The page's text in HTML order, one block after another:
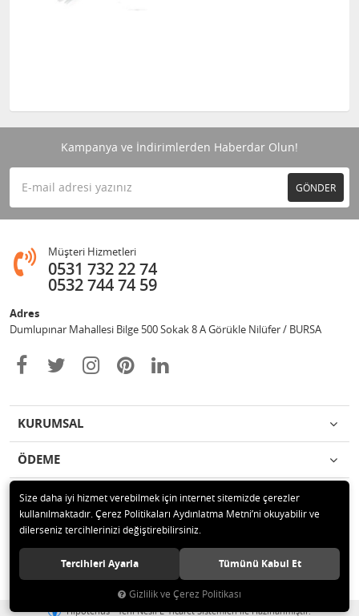
Kampanya ve İndirimlerden Haberdar Olun!
GÖNDER
Müşteri Hizmetleri
0531 732 22 74
0532 744 74 59
Adres
Dumlupınar Mahallesi Bilge 500 Sokak 8 A Görükle Nilüfer / BURSA
KURUMSAL
ÖDEME
İLETİŞİM
© 2020 MAG OTOMOTİV Tüm hakları saklıdır.
Hipotenüs Yeni Nesil E-Ticaret Sistemleri ile Hazırlanmıştır.
Size daha iyi hizmet verebilmek için internet sitemizde çerezler
kullanılmaktadır. Çerez Politikaları Aydınlatma Metni’ni okuyabilir ve
dilerseniz tercihlerinizi değiştirebilirsiniz.
Tercihleri Ayarla Tümünü Kabul Et
Gizlilik ve Çerez Politikası